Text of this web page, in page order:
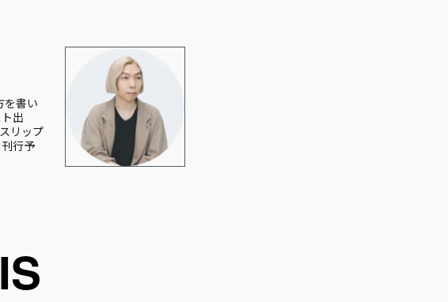
を書い
出
リップ
行予